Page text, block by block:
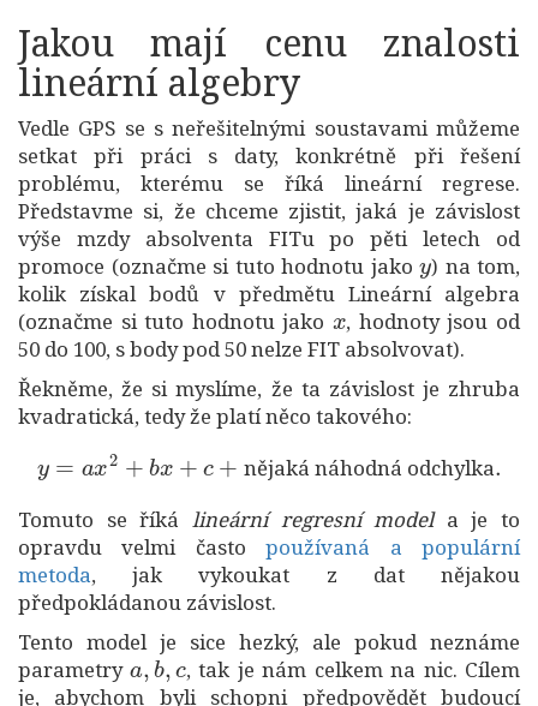
Jakou mají cenu znalosti
lineární algebry
Vedle GPS se s neřešitelnými soustavami můžeme
setkat při práci s daty, konkrétně při řešení
problému, kterému se říká lineární regrese.
Představme si, že chceme zjistit, jaká je závislost
výše mzdy absolventa FITu po pěti letech od
promoce (označme si tuto hodnotu jako
y
) na tom,
kolik získal bodů v předmětu Lineární algebra
(označme si tuto hodnotu jako
x
, hodnoty jsou od
50 do 100, s body pod 50 nelze FIT absolvovat).
Řekněme, že si myslíme, že ta závislost je zhruba
kvadratická, tedy že platí něco takového:
nějaká náhodná odchylka
2+ b x+ + nějaká náhodná odchylka
Tomuto se říká lineární regresní modela je to
opravdu velmi častopoužívaná a populární
metoda, jak vykoukat z dat nějakou
předpokládanou závislost.
Tento model je sice hezký, ale pokud neznáme
parametry
a, b,c
, tak je nám celkem na nic. Cílem
je, abychom byli schopni předpovědět budoucí